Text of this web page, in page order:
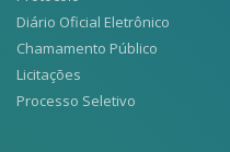
Diário Oficial Eletrônico
Chamamento Público
Licitações
Processo Seletivo